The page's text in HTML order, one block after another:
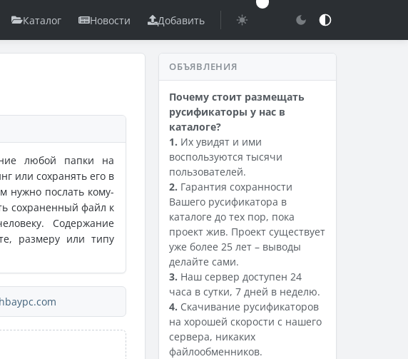
Каталог Новости Добавить
любой папки на
или сохранять его в
нужно послать кому-
сохраненный файл к
Содержание
размеру или типу
ОБЪЯВЛЕНИЯ
Почему стоит размещать
русификаторы у нас в
каталоге?
1. Их увидят и ими
воспользуются тысячи
пользователей.
2. Гарантия сохранности
Вашего русификатора в
каталоге до тех пор, пока
проект жив. Проект существует
уже более 25 лет – выводы
делайте сами.
3. Наш сервер доступен 24
часа в сутки, 7 дней в неделю.
4. Скачивание русификаторов
на хорошей скорости с нашего
сервера, никаких
файлообменников.